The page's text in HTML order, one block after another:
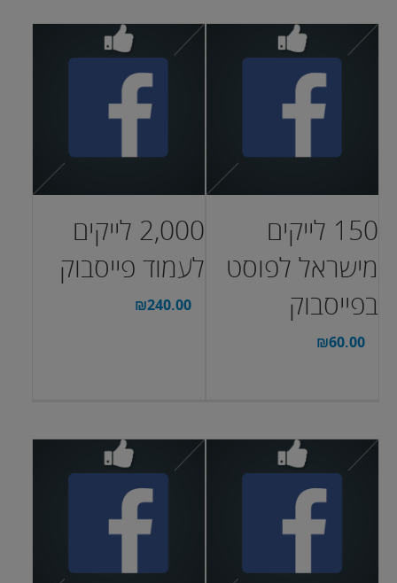
150 לייקים
מישראל לפוסט
בפייסבוק
₪60.00
2,000 לייקים
לעמוד פייסבוק
₪240.00